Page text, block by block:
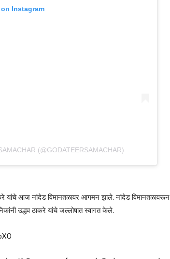
Instagram
(@GODATEERSAMACHAR)
यांचे आज नांदेड विमानतळावर आगमन झाले. नांदेड विमानतळावरून
उद्धव ठाकरे यांचे जल्लोषात स्वागत केले.